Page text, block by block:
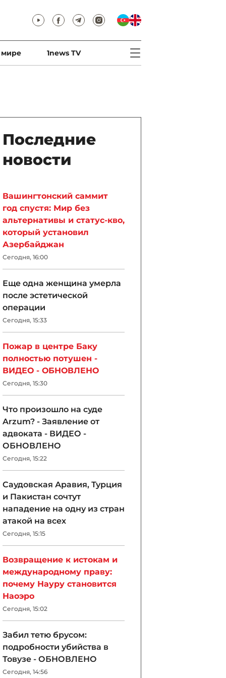
мире 1news TV
Последние
новости
Вашингтонский саммит
год спустя: Мир без
альтернативы и статус-кво,
который установил
Азербайджан
Сегодня, 16:00
Еще одна женщина умерла
после эстетической
операции
Сегодня, 15:33
Пожар в центре Баку
полностью потушен -
ВИДЕО - ОБНОВЛЕНО
Сегодня, 15:30
Что произошло на суде
Arzum? - Заявление от
адвоката - ВИДЕО -
ОБНОВЛЕНО
Сегодня, 15:22
Саудовская Аравия, Турция
и Пакистан сочтут
нападение на одну из стран
атакой на всех
Сегодня, 15:15
Возвращение к истокам и
международному праву:
почему Науру становится
Наоэро
Сегодня, 15:02
Забил тетю брусом:
подробности убийства в
Товузе - ОБНОВЛЕНО
Сегодня, 14:56